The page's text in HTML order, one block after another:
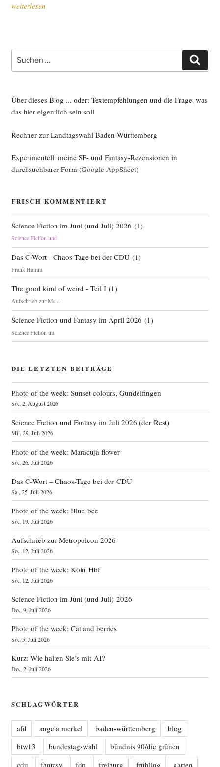
„Sozia­
Früh­
lings­
oder:
ein
ger
ling“
macht
nen
Som­
mer“
weiterlesen
Suche
nach:
Über dieses Blog ... oder: Textempfehlungen und die Frage, was
das hier eigentlich sein soll
Rechner zur Landtagswahl Baden-Württemberg
Experimentell: meine SF- und Fantasy-Rezensionen in
durchsuchbarer Form(Google AppSheet)
FRISCH KOMMENTIERT
Science Fiction im Juni (und Juli) 2026 (1)
Science Fiction und
Das C-Wort - Chaos-Tage bei der CDU(1)
Frank Hamm
The good kind of weird - Teil I(1)
Aufschrieb zur Me...
Science Fiction und Fantasy im April 2026 (1)
Science Fiction im
DIE LETZTEN BEITRÄGE
Photo of the week: Sunset colours, Gundelfingen
So., 2. August 2026
Science Fiction und Fantasy im Juli 2026 (der Rest)
Mi., 29. Juli 2026
Photo of the week: Maracuja flower
So., 26. Juli 2026
Das C‑Wort – Chaos-Tage bei der CDU
Sa., 25. Juli 2026
Photo of the week: Blue bee
So., 19. Juli 2026
Aufschrieb zur Metropolcon 2026
So., 12. Juli 2026
Photo of the week: Köln Hbf
So., 12. Juli 2026
Science Fiction im Juni (und Juli) 2026
Do., 9. Juli 2026
Photo of the week: Cat and berries
So., 5. Juli 2026
Kurz: Wie halten Sie’s mit AI?
Do., 2. Juli 2026
SCHLAGWÖRTER
afd angela merkel baden-württemberg
blog
btw13
bundestagswahl
bündnis 90/die grünen
cdu
fantasy fdp freiburg frühling garten